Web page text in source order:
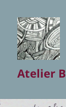
Atelier